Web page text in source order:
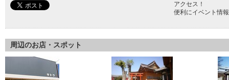
アクセス！
便利にイベント情
周辺のお店・スポット